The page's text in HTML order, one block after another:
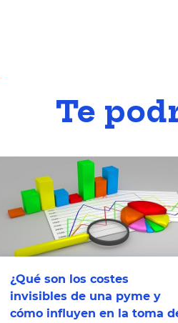
Te
¿Qué son los costes
invisibles de una pyme y
cómo influyen en la toma